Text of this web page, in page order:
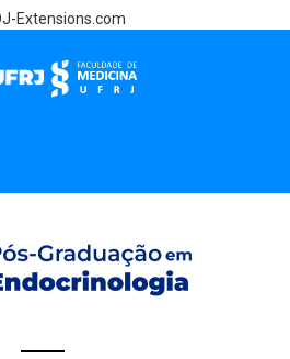
Extensions.com